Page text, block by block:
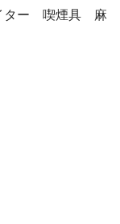
ター 喫煙具 麻